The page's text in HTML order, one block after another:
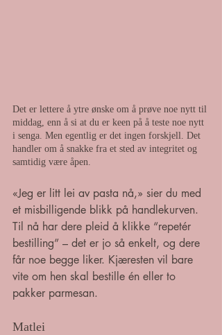
Det er lettere å ytre ønske om å prøve noe nytt til
middag, enn å si at du er keen på å teste noe nytt
i senga. Men egentlig er det ingen forskjell. Det
handler om å snakke fra et sted av integritet og
samtidig være åpen.
«Jeg er litt lei av pasta nå,» sier du med
et misbilligende blikk på handlekurven.
Til nå har dere pleid å klikke “repetér
bestilling” – det er jo så enkelt, og dere
får noe begge liker. Kjæresten vil bare
vite om hen skal bestille én eller to
pakker parmesan.
Matlei